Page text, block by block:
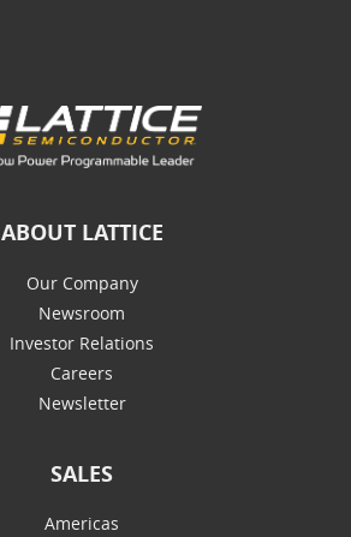
ABOUT LATTICE
Our Company
Newsroom
Investor Relations
Careers
Newsletter
SALES
Americas